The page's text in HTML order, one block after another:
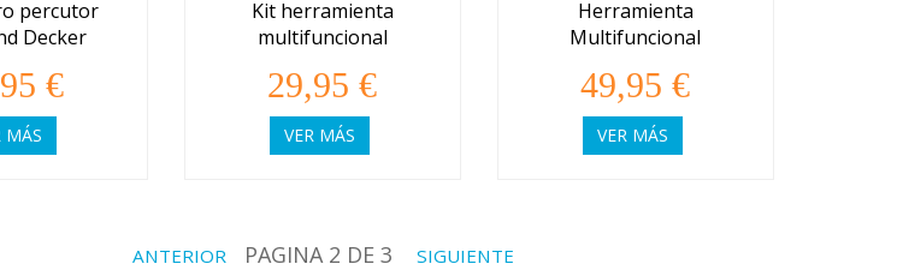
percutor
Decker
€
MÁS
Kit herramienta
multifuncional
KA161BC
29,95 €
VER MÁS
Herramienta
Multifuncional
KA2000
49,95 €
VER MÁS
ANTERIORPAGINA 2 DE 3 SIGUIENTE